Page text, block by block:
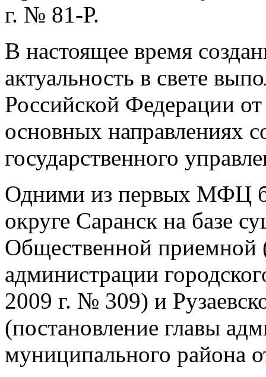
г. № 81-Р.
В настоящее время
актуальность в свете
Российской Федерации
основных направлениях
государственного
Одними из первых МФЦ
округе Саранск на базе
Общественной приемной
администрации
2009 г. № 309) и
(постановление главы
муниципального района